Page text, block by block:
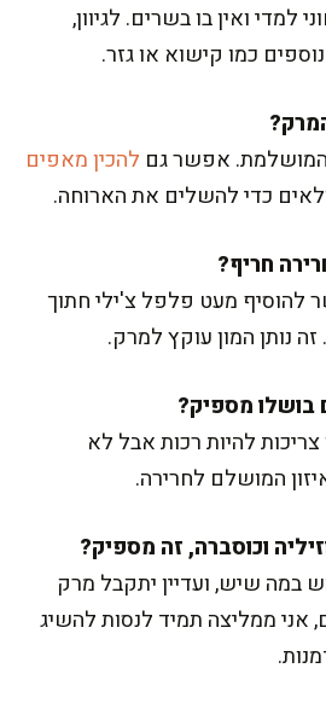
למדי ואין בו בשרים. לגיוון,
כמו קישוא או גזר.
אפשר גם להכין מאפים
כדי להשלים את הארוחה.
להוסיף מעט פלפל צ'ילי חתוך
נותן המון עוקץ למרק.
להיות רכות אבל לא
המושלם לחרירה.
שיש, ועדיין יתקבל מרק
אני ממליצה תמיד לנסות להשיג